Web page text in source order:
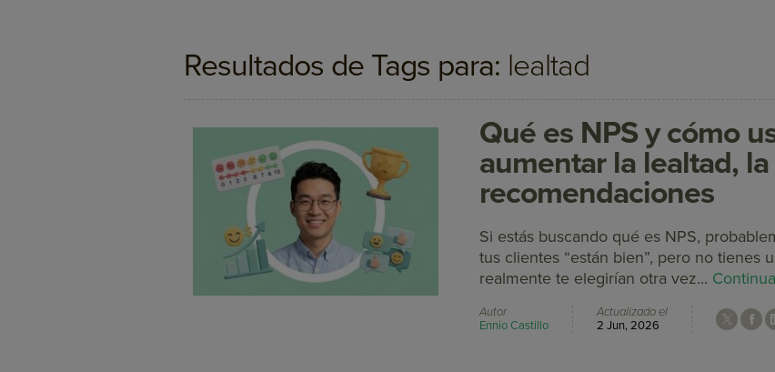
Resultados de Tags para: lealtad
Qué es NPS y cómo
aumentar la lealtad,
recomendaciones
Si estás buscando qué es NPS,
tus clientes “están bien”, pero no tienes
realmente te elegirían otra vez...
Autor
Ennio Castillo
Actualizado el
2 Jun, 2026